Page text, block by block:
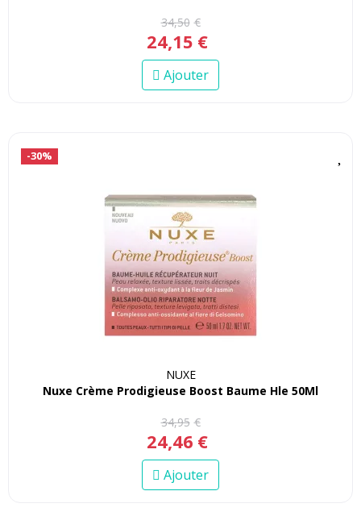
34,50 €
24,15 €
Ajouter
-30%
NUXE
Nuxe Crème Prodigieuse Boost Baume Hle 50Ml
34,95 €
24,46 €
Ajouter